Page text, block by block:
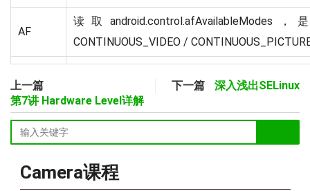
AF
读取android.control.afAvailableModes
CONTINUOUS_VIDEO /
上一篇
第7讲 Hardware Level详解
下一篇 深入浅出SELinux
Camera课程